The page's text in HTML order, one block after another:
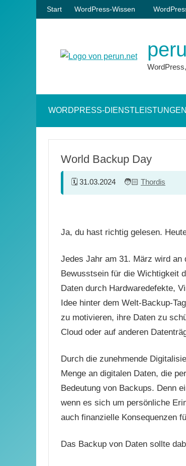
Zum
Inhalt
Start WordPress-Wissen
WORDPRESS-DIENSTLEISTUNGEN
World Backup Day
31.03.2024 Thordis
Ja, du hast richtig gelesen.
Jedes Jahr am 31. März wird an
Bewusstsein für die Wichtigkeit
Daten durch Hardwaredefekte,
Idee hinter dem Welt-Backup-
zu motivieren, ihre Daten zu
Cloud oder auf anderen
Durch die zunehmende
Menge an digitalen Daten, die
Bedeutung von Backups. Denn
wenn es sich um persönliche
auch finanzielle Konsequenzen
Das Backup von Daten sollte